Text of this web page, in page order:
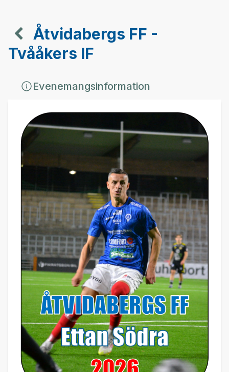
Åtvidabergs FF -
Tvååkers IF
Evenemangsinformation